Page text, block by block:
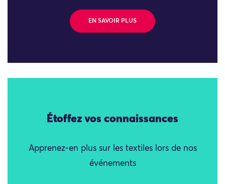
EN SAVOIR PLUS
Étoffez vos connaissances
Apprenez-en plus sur les textiles lors de nos
événements